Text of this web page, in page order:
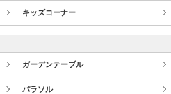
キッズコーナー
ガーデンテーブル
パラソル